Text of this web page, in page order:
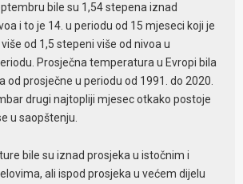
bile su 1,54 stepena iznad
i to je 14. u periodu od 15 mjeseci koji je
od 1,5 stepeni više od nivoa u
Prosječna temperatura u Еvropi bila
od prosječne u periodu od 1991. do 2020.
drugi najtopliji mjesec otkako postoje
u saopštenju.
bile su iznad prosjeka u istočnim i
ali ispod prosjeka u većem dijelu